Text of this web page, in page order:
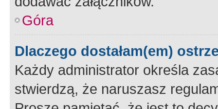
Góra
Dlaczego dostałam(em)
Każdy administrator określa
stwierdzą, że naruszasz